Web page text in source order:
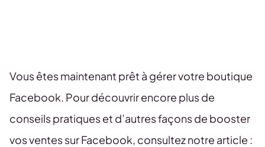
Vous êtes maintenant prêt à gérer votre boutique
Facebook. Pour découvrir encore plus de
conseils pratiques et d’autres façons de booster
vos ventes sur Facebook, consultez notre article :